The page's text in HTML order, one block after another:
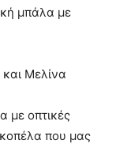
μπάλα με
Μελίνα
με οπτικές
κοπέλα που μας